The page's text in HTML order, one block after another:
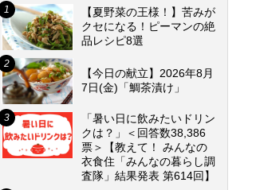
【夏野菜の王様！】苦みが
クセになる！ピーマンの絶
品レシピ8選
【今日の献立】2026年8月
7日(金)「鯛茶漬け」
「暑い日に飲みたいドリン
クは？」＜回答数38,386
票＞【教えて！ みんなの
衣食住「みんなの暮らし調
査隊」結果発表 第614回】